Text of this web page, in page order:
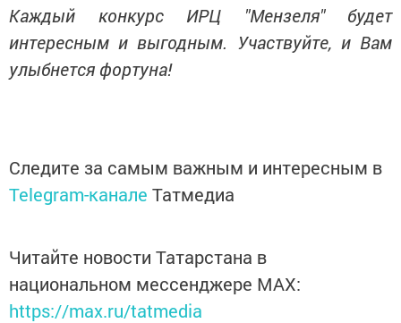
Каждый конкурс ИРЦ "Мензеля" будет
интересным и выгодным. Участвуйте, и Вам
улыбнется фортуна!
Следите за самым важным и интересным в
Telegram-канале Татмедиа
Читайте новости Татарстана в
национальном мессенджере MАХ:
https://max.ru/tatmedia